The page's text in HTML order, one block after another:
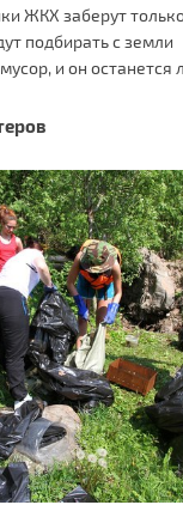
ЖКХ заберут
подбирать с земли
и он останется